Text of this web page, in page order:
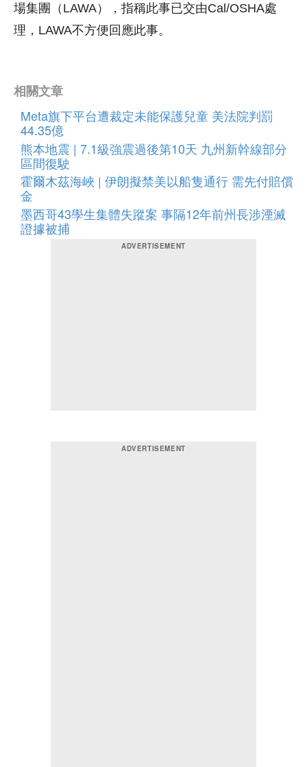
場集團（LAWA），指稱此事已交由Cal/OSHA處
理，LAWA不方便回應此事。
相關文章
Meta旗下平台遭裁定未能保護兒童 美法院判罰
44.35億
熊本地震 | 7.1級強震過後第10天 九州新幹線部分
區間復駛
霍爾木茲海峽 | 伊朗擬禁美以船隻通行 需先付賠償
金
墨西哥43學生集體失蹤案 事隔12年前州長涉湮滅
證據被捕